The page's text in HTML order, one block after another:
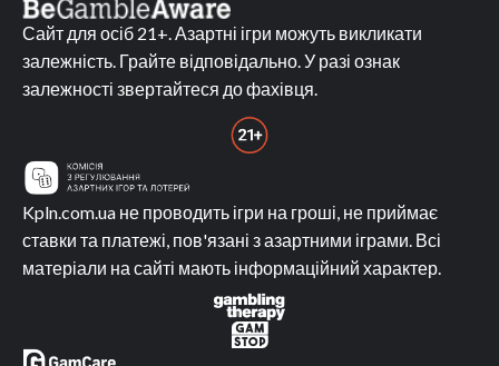
Сайт для осіб 21+. Азартні ігри можуть викликати
залежність. Грайте відповідально. У разі ознак
залежності звертайтеся до фахівця.
Kpln.com.ua не проводить ігри на гроші, не приймає
ставки та платежі, пов'язані з азартними іграми. Всі
матеріали на сайті мають інформаційний характер.